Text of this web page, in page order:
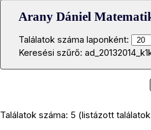
Arany Dániel
Találatok száma laponként:
Keresési szűrő:
Találatok száma: 5 (listázott